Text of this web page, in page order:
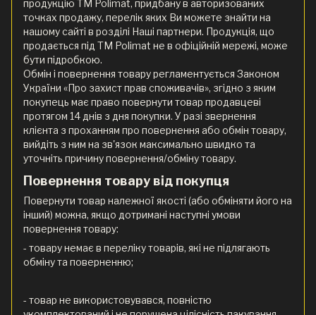
продукцію ТМ Polimat, придбану в авторизованих
точках продажу, перелік яких Ви можете знайти на
нашому сайті в розділі Наші партнери. Продукція, що
продається під ТМ Polimat не в офіційній мережі, може
бути підробкою.
Обмін і повернення товару регламентується Законом
України «Про захист прав споживачів», згідно з яким
покупець має право повернути товар продавцеві
протягом 14 днів з дня покупки. У разі звернення
клієнта з проханням про повернення або обмін товару,
вийдіть з ним на зв'язок максимально швидко та
уточніть причину повернення/обміну товару.
Повернення товару від покупця
Повернути товар належної якості (або обміняти його на
інший) можна, якщо дотримані наступні умови
повернення товару:
- товару немає в переліку товарів, які не підлягають
обміну та поверненню;
- товар не використовувався, повністю